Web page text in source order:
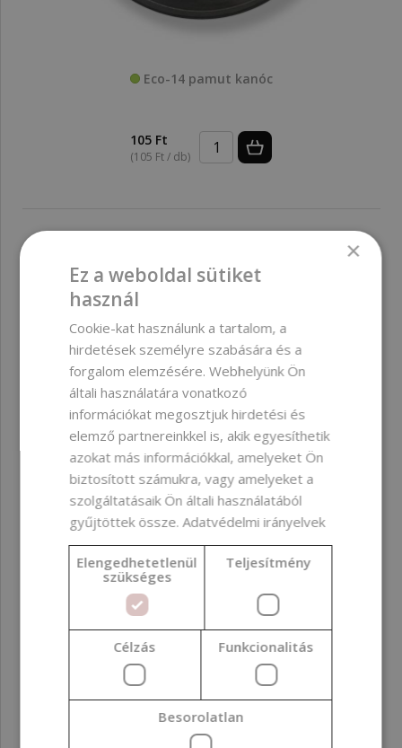
Eco-14 pamut kanóc
105 Ft
(105 Ft / db)
8 080 Ft
(81 Ft / db)
×
Ez a weboldal sütiket
használ
Cookie-kat használunk a tartalom, a
hirdetések személyre szabására és a
forgalom elemzésére. Webhelyünk Ön
általi használatára vonatkozó
információkat megosztjuk hirdetési és
elemző partnereinkkel is, akik egyesíthetik
azokat más információkkal, amelyeket Ön
biztosított számukra, vagy amelyeket a
szolgáltatásaik Ön általi használatából
gyűjtöttek össze.Adatvédelmi irányelvek
Elengedhetetlenül
szükséges
Teljesítmény
Célzás Funkcionalitás
Besorolatlan